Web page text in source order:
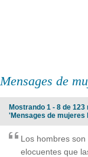
Mensages de
Mostrando 1 - 8 de
'Mensages de mujeres
Los hombres son
elocuentes que